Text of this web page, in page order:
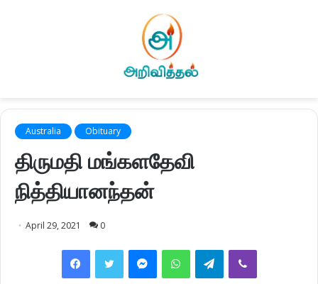
Australia Obituary
திருமதி மங்களதேவி
நித்தியானந்தன்
April 29, 2021 0
FacebookTwitter MessengerWhatsAppTelegramViber